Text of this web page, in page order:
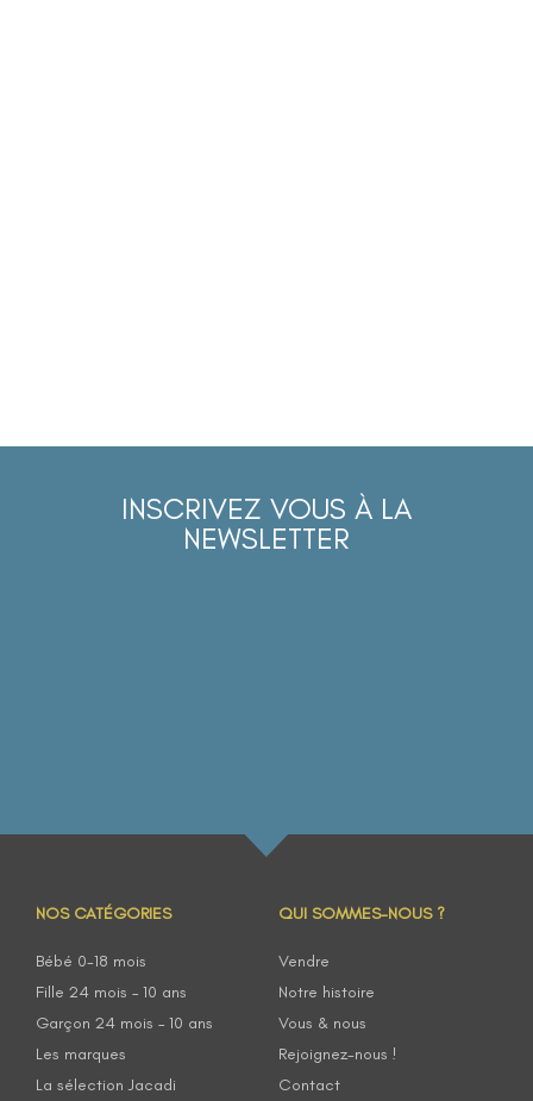
INSCRIVEZ VOUS À LA
NEWSLETTER
NOS CATÉGORIES
Bébé 0-18 mois
Fille 24 mois – 10 ans
Garçon 24 mois – 10 ans
Les marques
La sélection Jacadi
QUI SOMMES-NOUS ?
Vendre
Notre histoire
Vous & nous
Rejoignez-nous !
Contact